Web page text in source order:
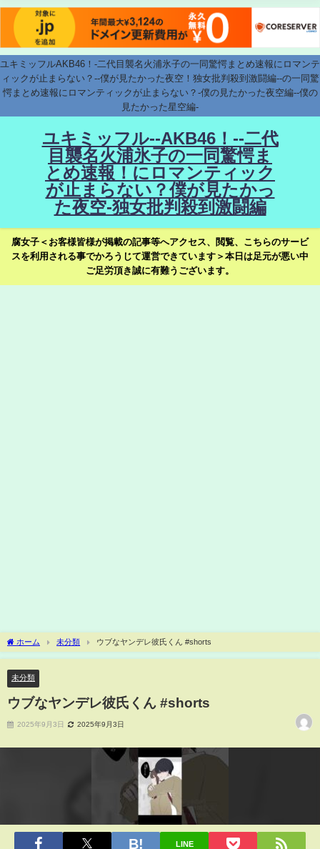
ユキミッフルAKB46！-二代目襲名火浦氷子の一同驚愕まとめ速報にロマンテ
ィックが止まらない？--僕が見たかった夜空！独女批判殺到激闘編--の一同驚
愕まとめ速報にロマンティックが止まらない？-僕の見たかった夜空編--僕の
見たかった星空編-
ユキミッフル--AKB46！--二代
目襲名火浦氷子の一同驚愕ま
とめ速報！にロマンティック
が止まらない？僕が見たかっ
た夜空-独女批判殺到激闘編
腐女子＜お客様皆様が掲載の記事等へアクセス、閲覧、こちらのサービ
スを利用される事でかろうじて運営できています＞本日は足元が悪い中
ご足労頂き誠に有難うございます。
ホーム 未分類 ウブなヤンデレ彼氏くん #shorts
未分類
ウブなヤンデレ彼氏くん #shorts
2025年9月3日 2025年9月3日
LINE